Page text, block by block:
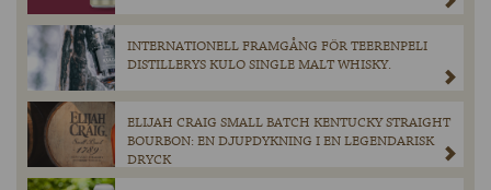
INTERNATIONELL FRAMGÅNG FÖR TEERENPELI
DISTILLERYS KULO SINGLE MALT WHISKY.
ELIJAH CRAIG SMALL BATCH KENTUCKY STRAIGHT
BOURBON: EN DJUPDYKNING I EN LEGENDARISK
DRYCK